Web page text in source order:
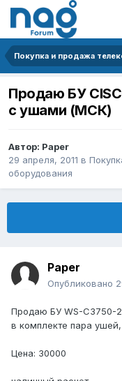
Продаю БУ
c ушами (МСК)
Автор: Paper
29 апреля, 2011 в
оборудования
Paper
Опубликовано
Продаю БУ WS-C3750-
в комплекте пара
Цена: 30000